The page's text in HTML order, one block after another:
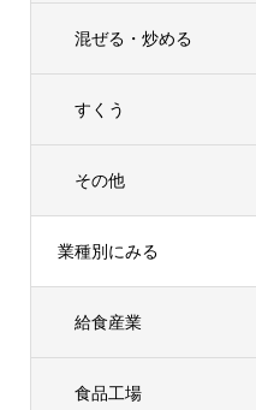
混ぜる・炒める
すくう
その他
業種別にみる
給食産業
食品工場